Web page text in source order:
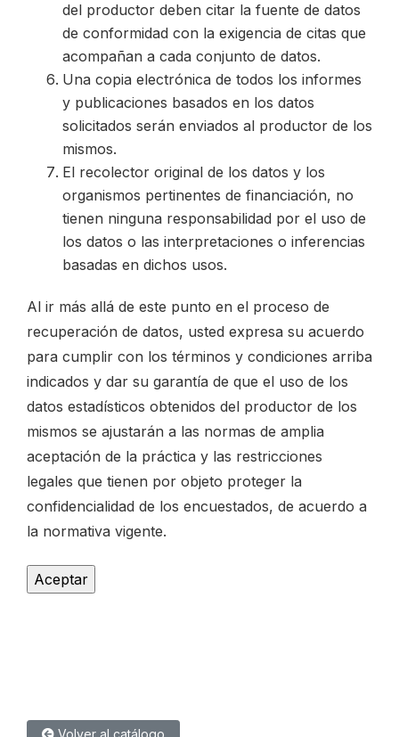
del productor deben citar la fuente de datos
de conformidad con la exigencia de citas que
acompañan a cada conjunto de datos.
Una copia electrónica de todos los informes
y publicaciones basados en los datos
solicitados serán enviados al productor de los
mismos.
El recolector original de los datos y los
organismos pertinentes de financiación, no
tienen ninguna responsabilidad por el uso de
los datos o las interpretaciones o inferencias
basadas en dichos usos.
Al ir más allá de este punto en el proceso de
recuperación de datos, usted expresa su acuerdo
para cumplir con los términos y condiciones arriba
indicados y dar su garantía de que el uso de los
datos estadísticos obtenidos del productor de los
mismos se ajustarán a las normas de amplia
aceptación de la práctica y las restricciones
legales que tienen por objeto proteger la
confidencialidad de los encuestados, de acuerdo a
la normativa vigente.
Volver al catálogo